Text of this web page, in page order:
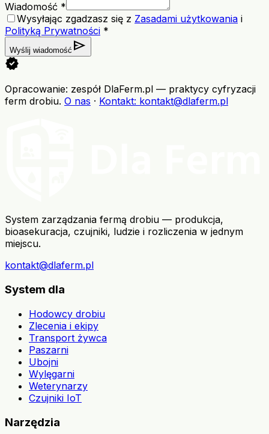
Wiadomość *
Wysyłając zgadzasz się z Zasadami użytkowania i
Polityką Prywatności *
Wyślij wiadomość send
verified
Opracowanie: zespół DlaFerm.pl — praktycy cyfryzacji
ferm drobiu. O nas · Kontakt: kontakt@dlaferm.pl
System zarządzania fermą drobiu — produkcja,
bioasekuracja, czujniki, ludzie i rozliczenia w jednym
miejscu.
kontakt@dlaferm.pl
System dla
Hodowcy drobiu
Zlecenia i ekipy
Transport żywca
Paszarni
Ubojni
Wylęgarni
Weterynarzy
Czujniki IoT
Narzędzia